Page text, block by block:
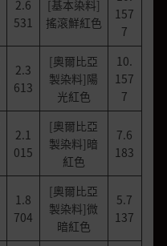
2.6
531
[基本染料]
搖滾鮮紅色
157
7
2.3
613
[奧爾比亞
製染料]陽
光紅色
10.
157
7
2.1
015
[奧爾比亞
製染料]暗
紅色
7.6
183
1.8
704
[奧爾比亞
製染料]微
暗紅色
5.7
137